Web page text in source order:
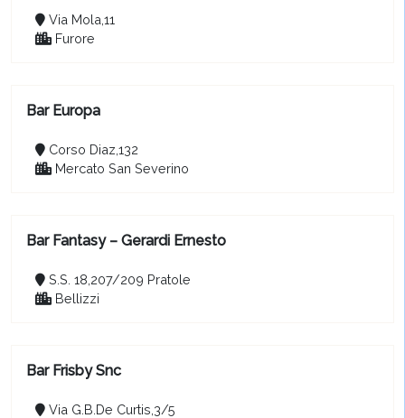
Via Mola,11
Furore
Bar Europa
Corso Diaz,132
Mercato San Severino
Bar Fantasy – Gerardi Ernesto
S.S. 18,207/209 Pratole
Bellizzi
Bar Frisby Snc
Via G.B.De Curtis,3/5